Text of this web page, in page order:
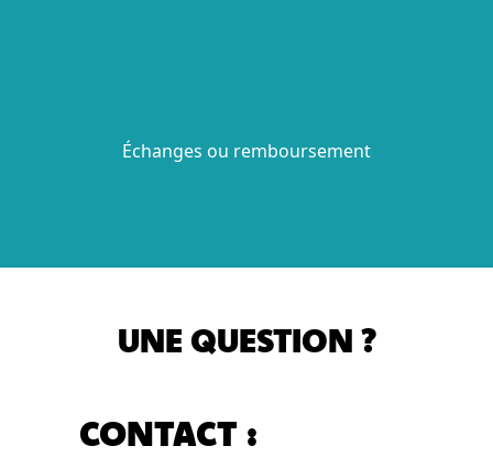
Échanges ou remboursement
UNE QUESTION ?
CONTACT :